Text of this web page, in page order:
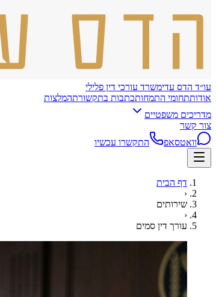
עו״ד הדס עדימשרד עורכי דין פלילי
אודותתחומי התמחותכתבות בתקשורתהמלצות
מדריכים משפטיים
צור קשר
וואטסאפ
התקשרו עכשיו
דף הבית
‹
שירותים
‹
עורך דין סמים